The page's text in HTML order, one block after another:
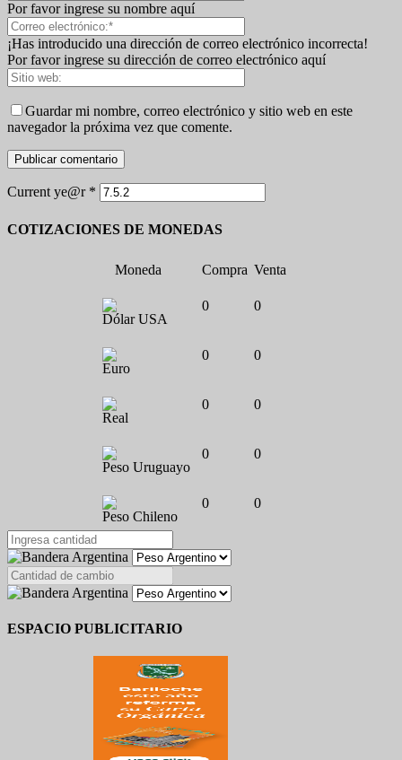
Por favor ingrese su nombre aquí
¡Has introducido una dirección de correo electrónico incorrecta!
Por favor ingrese su dirección de correo electrónico aquí
Guardar mi nombre, correo electrónico y sitio web en este
navegador la próxima vez que comente.
Current ye@r *
COTIZACIONES DE MONEDAS
Moneda Compra Venta
Dólar USA
0 0
Euro
0 0
Real
0 0
Peso Uruguayo
0 0
Peso Chileno
0 0
ESPACIO PUBLICITARIO